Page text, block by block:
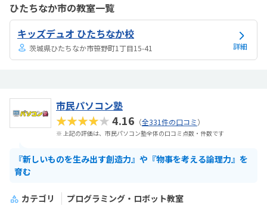
は路上駐車になります。駐輪スペースはあるので子供一人でも近い人
なら行けると思います。奥の方まで覗いたことはないので詳しくはわ
からないが、入り口や教室の内装は奇麗だと思います。気軽に入りや
すい感じがします。ひとそれぞれになってしまい...
ひたちなか市の教室一覧
キッズデュオ ひたちなか校
茨城県ひたちなか市笹野町1丁目15-41 詳細
市民パソコン塾
★★★★★4.16 （全331件の口コミ）
※ 上記の評価は、市民パソコン塾全体の口コミ点数・件数です
『新しいものを生み出す創造力』や『物事を考える論理力』を
育む
カテゴリ
プログラミング・ロボット教室